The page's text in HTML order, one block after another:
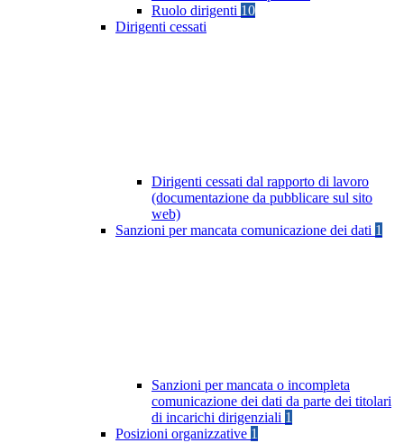
Ruolo dirigenti 10
Dirigenti cessati
Dirigenti cessati dal rapporto di lavoro
(documentazione da pubblicare sul sito
web)
Sanzioni per mancata comunicazione dei dati 1
Sanzioni per mancata o incompleta
comunicazione dei dati da parte dei titolari
di incarichi dirigenziali 1
Posizioni organizzative 1